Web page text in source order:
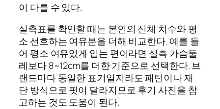
이 다를 수 있다.
실측표를 확인할 때는 본인의 신체 치수와 평
소 선호하는 여유분을 더해 비교한다. 예를 들
어 평소 여유있게 입는 편이라면 실측 가슴둘
레보다 8~12cm를 더한 기준으로 선택한다. 브
랜드마다 동일한 표기일지라도 패턴이나 재
단 방식으로 핏이 달라지므로 후기 사진을 참
고하는 것도 도움이 된다.